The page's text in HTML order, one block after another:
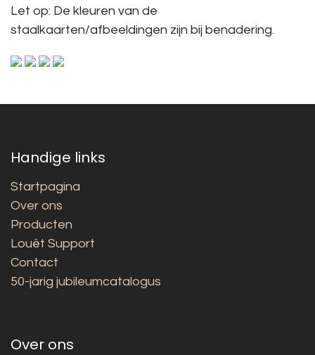
Let op: De kleuren van de
staalkaarten/afbeeldingen zijn bij benadering.
Handige links
Startpagina
Over ons
Producten
Louët Support
Contact
50-jarig jubileumcatalogus
Over ons